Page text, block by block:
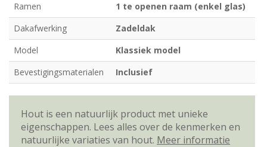
Ramen
1 te openen raam (enkel glas)
Dakafwerking
Zadeldak
Model
Klassiek model
Bevestigingsmaterialen
Inclusief
Hout is een natuurlijk product met unieke
eigenschappen. Lees alles over de kenmerken en
natuurlijke variaties van hout. Meer informatie